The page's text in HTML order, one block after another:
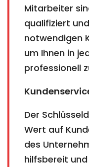
Mitarbeiter
qualifiziert
notwendigen
um Ihnen in
professionell
Der
Wert auf
des
hilfsbereit